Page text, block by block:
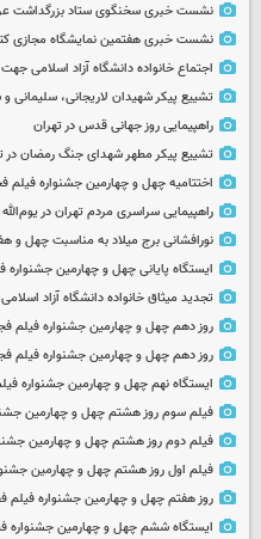
نشست خبری سخنگوی ستاد بزرگداشت
نشست خبری هفتمین نمایشگاه مجازی
اجتماع خانواده دانشگاه آزاد اسلامی
تشییع پیکر شهیدان لاریجانی، سلیمانی و
راهپیمایی روز جهانی قدس در تهران
تشییع پیکر مطهر شهدای جنگ رمضان در
اختتامیه چهل و چهارمین جشنواره فیلم
راهپیمایی سراسری مردم تهران در یوم‌الله ۲۲ بهمن
نورافشانی برج میلاد به مناسبت چهل‌ و
ایستگاه پایانی چهل و چهارمین جشنواره
تجدید میثاق خانواده دانشگاه آزاد
روز دهم چهل و چهارمین جشنواره فیلم
روز دهم چهل و چهارمین جشنواره فیلم
ایستگاه نهم چهل و چهارمین جشنواره
فیلم سوم روز هشتم چهل و چهارمین
فیلم دوم روز هشتم چهل و چهارمین
فیلم اول روز هشتم چهل و چهارمین
روز هفتم چهل و چهارمین جشنواره فیلم
ایستگاه ششم چهل و چهارمین جشنواره